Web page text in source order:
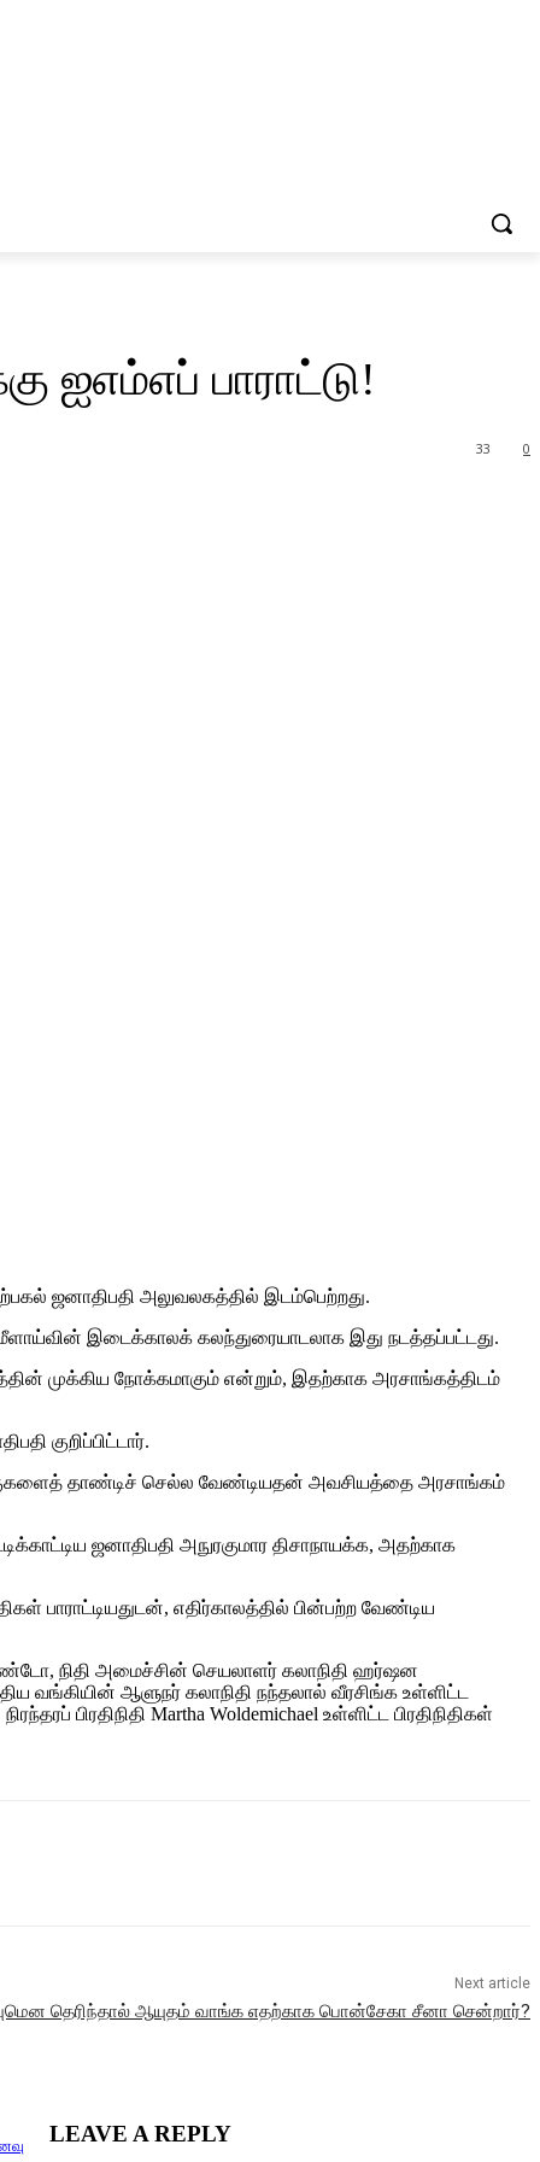
ஐஎம்எப் பாராட்டு!
0
33
ஜனாதிபதி அலுவலகத்தில் இடம்பெற்றது.
இடைக்காலக் கலந்துரையாடலாக இது நடத்தப்பட்டது.
முக்கிய நோக்கமாகும் என்றும், இதற்காக அரசாங்கத்திடம்
குறிப்பிட்டார்.
தாண்டிச் செல்ல வேண்டியதன் அவசியத்தை அரசாங்கம்
ஜனாதிபதி அநுரகுமார திசாநாயக்க, அதற்காக
பாராட்டியதுடன், எதிர்காலத்தில் பின்பற்ற வேண்டிய
நிதி அமைச்சின் செயலாளர் கலாநிதி ஹர்ஷன
வங்கியின் ஆளுநர் கலாநிதி நந்தலால் வீரசிங்க உள்ளிட்ட
பிரதிநிதி Martha Woldemichael உள்ளிட்ட பிரதிநிதிகள்
Next article
தெரிந்தால் ஆயுதம் வாங்க எதற்காக பொன்சேகா சீனா சென்றார்?
LEAVE A REPLY